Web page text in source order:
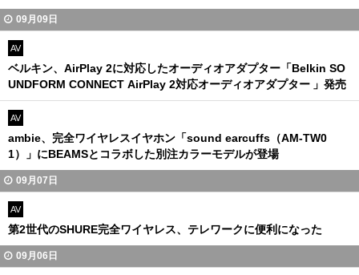
09月09日
AV
ベルキン、AirPlay 2に対応したオーディオアダプター「Belkin SO
UNDFORM CONNECT AirPlay 2対応オーディオアダプター 」発売
AV
ambie、完全ワイヤレスイヤホン「sound earcuffs（AM-TW0
1）」にBEAMSとコラボした別注カラーモデルが登場
09月07日
AV
第2世代のSHURE完全ワイヤレス、テレワークに便利になった
09月06日